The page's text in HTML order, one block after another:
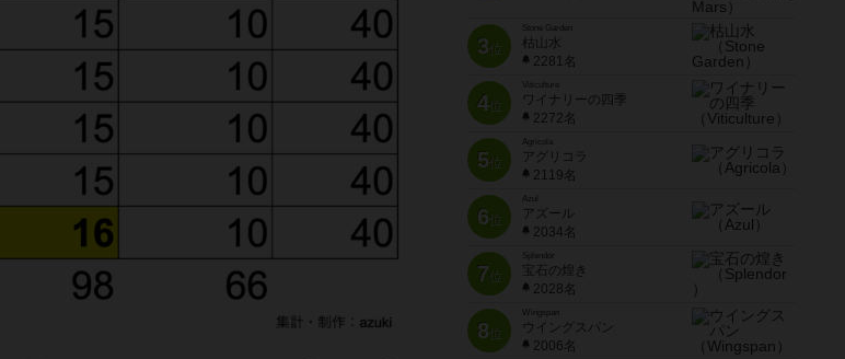
3位
Stone Garden
枯山水
2281名
4位
Viticulture
ワイナリーの四季
2272名
5位
Agricola
アグリコラ
2119名
6位
Azul
アズール
2034名
7位
宝石の煌き
2028名
8位
Wingspan
ウイングスパン
2006名